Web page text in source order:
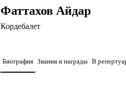
Фаттахов Айдар
Кордебалет
Биография Звания и награды В